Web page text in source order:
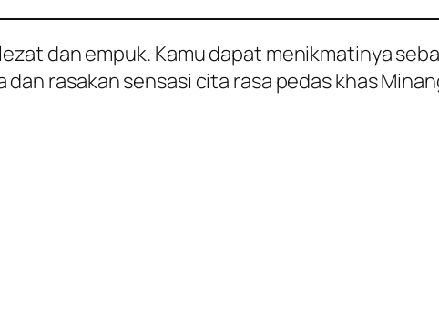
dan empuk. Kamu dapat menikmatinya
rasakan sensasi cita rasa pedas khas